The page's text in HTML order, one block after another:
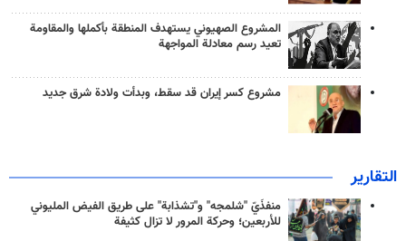
المشروع الصهيوني يستهدف المنطقة بأكملها والمقاومة
تعيد رسم معادلة المواجهة
مشروع كسر إيران قد سقط، وبدأت ولادة شرق جديد
التقارير
منفذَيّ "شلمجه" و"تشذابة" على طريق الفيض المليوني
للأربعين؛ وحركة المرور لا تزال كثيفة